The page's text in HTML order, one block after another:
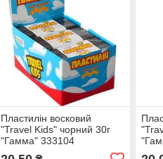
Пластилін восковий
"Travel Kids" чорний 30г
"Гамма" 333104